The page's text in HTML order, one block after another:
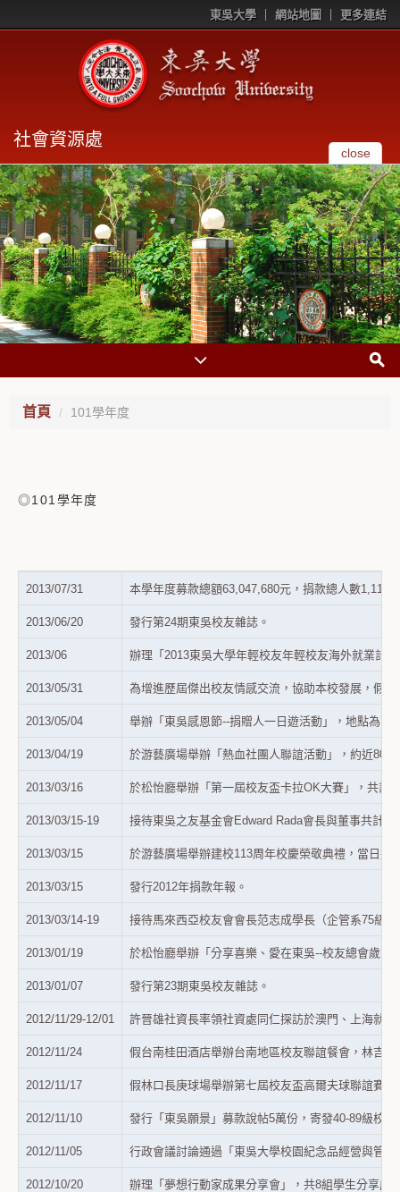
東吳大學 網站地圖 更多連結
社會資源處
close
首頁 101學年度
◎101學年度
2013/07/31 本學年度募款總額63,047,680元，捐款總人數1,116
2013/06/20 發行第24期東吳校友雜誌。
2013/06 辦理「 2013東吳大學年輕校友年輕校友海外就業計
2013/05/31 為增進歷屆傑出校友情感交流，協助本校發展，假台
2013/05/04 舉辦「東吳感恩節--捐贈人一日遊活動」，地點為苗
2013/04/19 於游藝廣場舉辦「熱血社團人聯誼活動」，約近80
2013/03/16 於松怡廳舉辦「第一屆校友盃卡拉OK大賽」，共計
2013/03/15-19 接待東吳之友基金會Edward Rada會長與董事共計
2013/03/15 於游藝廣場舉辦建校113周年校慶榮敬典禮，當日近
2013/03/15 發行2012年捐款年報。
2013/03/14-19 接待馬來西亞校友會會長范志成學長（企管系75級）
2013/01/19 於松怡廳舉辦「分享喜樂、愛在東吳--校友總會歲末
2013/01/07 發行第23期東吳校友雜誌。
2012/11/29-12/01 許晉雄社資長率領社資處同仁探訪於澳門、上海就
2012/11/24 假台南桂田酒店舉辦台南地區校友聯誼餐會，林吉祥
2012/11/17 假林口長庚球場舉辦第七屆校友盃高爾夫球聯誼賽，
2012/11/10 發行「東吳願景」募款說帖5萬份，寄發40-89級校友
2012/11/05 行政會議討論通過「東吳大學校園紀念品經營與管理
2012/10/20 辦理「夢想行動家成果分享會」，共8組學生分享成